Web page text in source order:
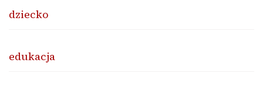
dziecko
edukacja